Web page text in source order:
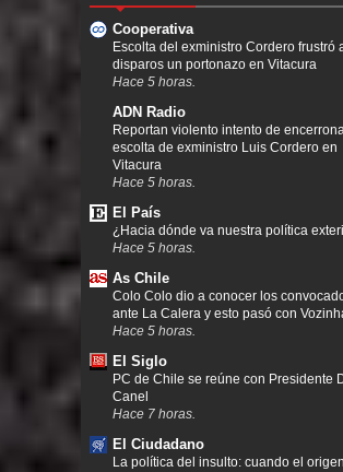
Cooperativa
Escolta del exministro Cordero frustró
disparos un portonazo en Vitacura
Hace 5 horas.
ADN Radio
Reportan violento intento de
escolta de exministro Luis Cordero en
Vitacura
Hace 5 horas.
El País
¿Hacia dónde va nuestra política
Hace 5 horas.
As Chile
Colo Colo dio a conocer los
ante La Calera y esto pasó con
Hace 5 horas.
El Siglo
PC de Chile se reúne con Presidente
Canel
Hace 7 horas.
El Ciudadano
La política del insulto: cuando el